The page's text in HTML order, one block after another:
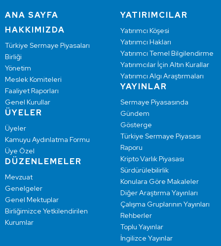
ANA SAYFA
HAKKIMIZDA
Türkiye Sermaye Piyasaları
Birliği
Yönetim
Meslek Komiteleri
Faaliyet Raporları
Genel Kurullar
ÜYELER
Üyeler
Kamuyu Aydınlatma Formu
Üye Özel
DÜZENLEMELER
Mevzuat
Genelgeler
Genel Mektuplar
Birliğimizce Yetkilendirilen
Kurumlar
YATIRIMCILAR
Yatırımcı Köşesi
Yatırımcı Hakları
Yatırımcı Temel Bilgilendirme
Yatırımcılar İçin Altın Kurallar
Yatırımcı Algı Araştırmaları
YAYINLAR
Sermaye Piyasasında
Gündem
Gösterge
Türkiye Sermaye Piyasası
Raporu
Kripto Varlık Piyasası
Sürdürülebilirlik
Konulara Göre Makaleler
Diğer Araştırma Yayınları
Çalışma Gruplarının Yayınları
Rehberler
Toplu Yayınlar
İngilizce Yayınlar